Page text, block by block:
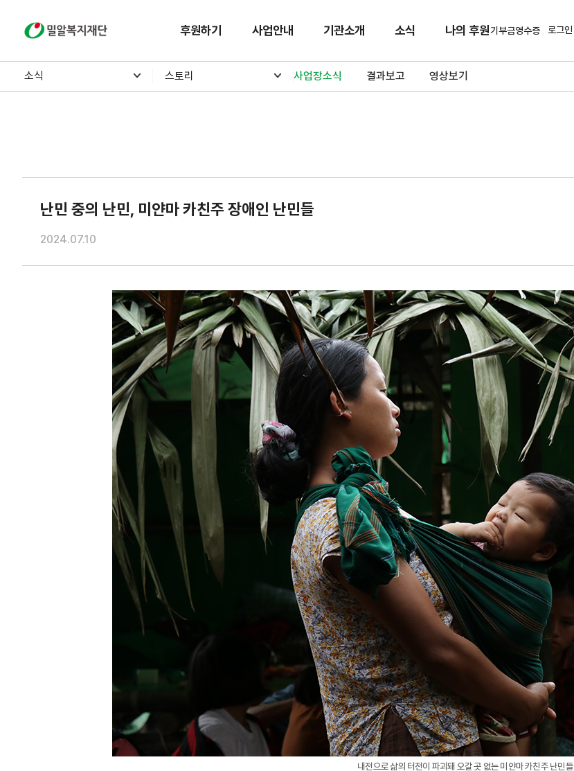
밀알복지재단 후원하기 사업안내 기관소개 소식 나의 후원기부금영수증 로그인
소식 스토리 사업장소식 결과보고 영상보기
난민 중의 난민, 미얀마 카친주 장애인 난민들
2024.07.10
내전으로 삶의 터전이 파괴돼 오갈 곳 없는 미얀마 카친주 난민들